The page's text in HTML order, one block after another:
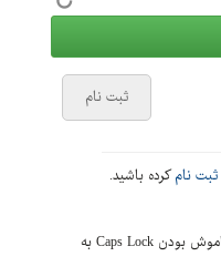
ثبت نام
ثبت نامکرده باشید.
از فارسی یا انگلیسی بودن کیبرد خود و همچنین روشن یا خاموش بودن Caps Lock به